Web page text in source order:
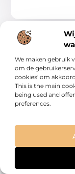
We maken gebruik
om de
cookies' om
This is the main
being used and
preferences.
AANBIEDINGEN
Propenda
Een